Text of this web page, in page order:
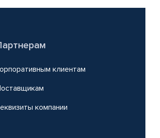
клиентам
компании